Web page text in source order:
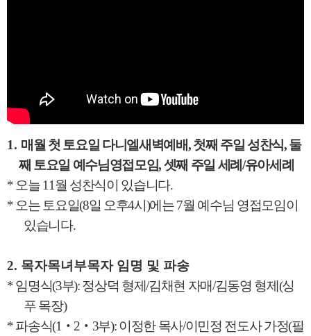
1. 매월 첫 토요일 다니엘새벽예배,첫째 주일 성찬식,둘
째 토요일 예수님영접모임,셋째 주일 세례/유아세례
* 오늘11월 성찬식이 있습니다.
* 오는 토요일(8일 오후4시)에는7월 예수님 영접모임이
있습니다.
2. 목자목녀부목자 임명 및 파송
*임명식(3부):정상덕 형제/김채현 자매/김동영 형제(싱
푸 목장)
*파송식(1 ‧ 2 ‧ 3부): 이정한 목사/이민정 전도사 가정(필